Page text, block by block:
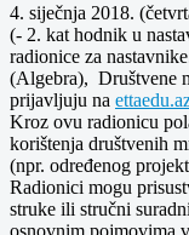
4. siječnja 2018.
(- 2. kat hodnik u
radionice za
(Algebra), Društvene
prijavljuju na
Kroz ovu radionicu
korištenja društvenih
(npr. određenog
Radionici mogu
struke ili stručni
osnovnim pojmovima